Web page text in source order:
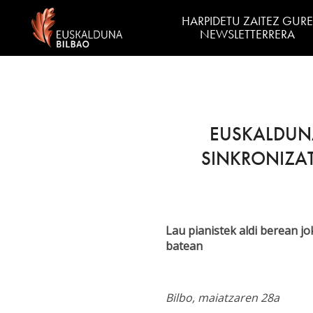
HARPIDETU ZAITEZ GURE
NEWSLETTERRERA
Lau pianistek aldi berean
batean
Bilbo, maiatzaren 28a